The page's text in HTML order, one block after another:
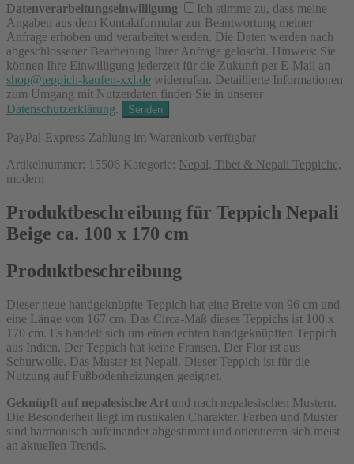
Datenverarbeitungseinwilligung
Ich stimme zu, dass meine
Angaben aus dem Kontaktformular zur Beantwortung meiner
Anfrage erhoben und verarbeitet werden. Die Daten werden nach
abgeschlossener Bearbeitung Ihrer Anfrage gelöscht. Hinweis: Sie
können Ihre Einwilligung jederzeit für die Zukunft per E-Mail an
shop@teppich-kaufen-xxl.de widerrufen. Detaillierte Informationen
zum Umgang mit Nutzerdaten finden Sie in unserer
Datenschutzerklärung.
PayPal-Express-Zahlung im Warenkorb verfügbar
Artikelnummer: 15506 Kategorie: Nepal, Tibet & Nepali Teppiche,
modern
Produktbeschreibung für Teppich Nepali
Beige ca. 100 x 170 cm
Produktbeschreibung
Dieser neue handgeknüpfte Teppich hat eine Breite von 96 cm und
eine Länge von 167 cm. Das Circa-Maß dieses Teppichs ist 100 x
170 cm. Es handelt sich um einen echten handgeknüpften Teppich
aus Indien. Der Teppich hat keine Fransen. Der Flor ist aus
Schurwolle. Das Muster ist Nepali. Dieser Teppich ist für die
Nutzung auf Fußbodenheizungen geeignet.
Geknüpft auf nepalesische Art und nach nepalesischen Mustern.
Die Besonderheit liegt im rustikalen Charakter. Farben und Muster
sind harmonisch aufeinander abgestimmt und orientieren sich meist
an aktuellen Trends.